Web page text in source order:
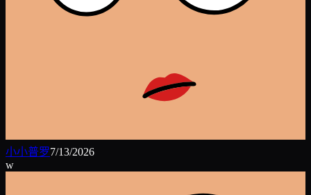
小小普罗7/13/2026
w